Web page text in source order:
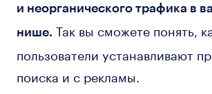
и неорганического трафика в
нише. Так вы сможете понять,
пользователи устанавливают
поиска и с рекламы.